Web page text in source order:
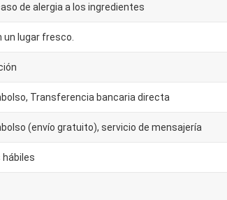
de alergia a los ingredientes
un lugar fresco.
Transferencia bancaria directa
(envío gratuito), servicio de mensajería
hábiles